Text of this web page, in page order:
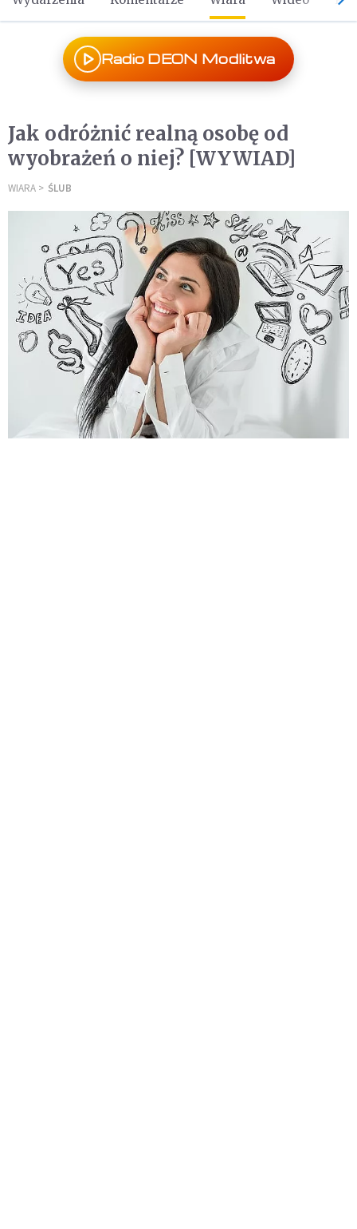
Radio DEON Modlitwa
Jak odróżnić realną osobę od
wyobrażeń o niej? [WYWIAD]
WIARA ŚLUB